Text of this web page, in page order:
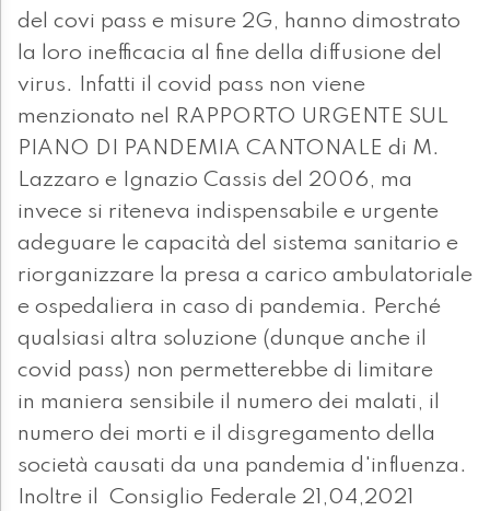
del covi pass e misure 2G, hanno dimostrato
la loro inefficacia al fine della diffusione del
virus. Infatti il covid pass non viene
menzionato nel RAPPORTO URGENTE SUL
PIANO DI PANDEMIA CANTONALE di M.
Lazzaro e Ignazio Cassis del 2006, ma
invece si riteneva indispensabile e urgente
adeguare le capacità del sistema sanitario e
riorganizzare la presa a carico ambulatoriale
e ospedaliera in caso di pandemia. Perché
qualsiasi altra soluzione (dunque anche il
covid pass) non permetterebbe di limitare
in maniera sensibile il numero dei malati, il
numero dei morti e il disgregamento della
società causati da una pandemia d'influenza.
Inoltre il Consiglio Federale 21,04,2021